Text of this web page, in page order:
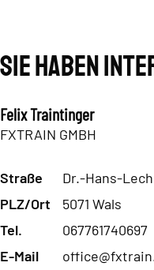
Sie haben
Felix Traintinger
FXTRAIN GMBH
Straße
Dr.-Hans-
PLZ/Ort
5071 Wals
Tel.
067761740697
E-Mail